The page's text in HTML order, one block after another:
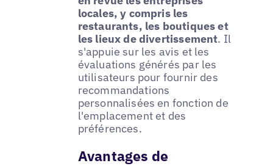
locales, y compris les
restaurants, les boutiques et
les lieux de divertissement. Il
s'appuie sur les avis et les
évaluations générés par les
utilisateurs pour fournir des
recommandations
personnalisées en fonction de
l'emplacement et des
préférences.
Avantages de